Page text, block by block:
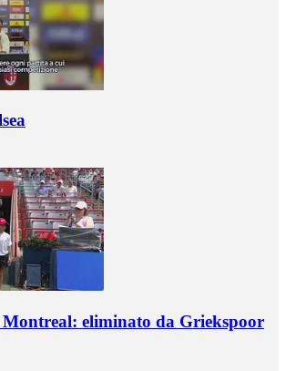
eliminato da Griekspoor